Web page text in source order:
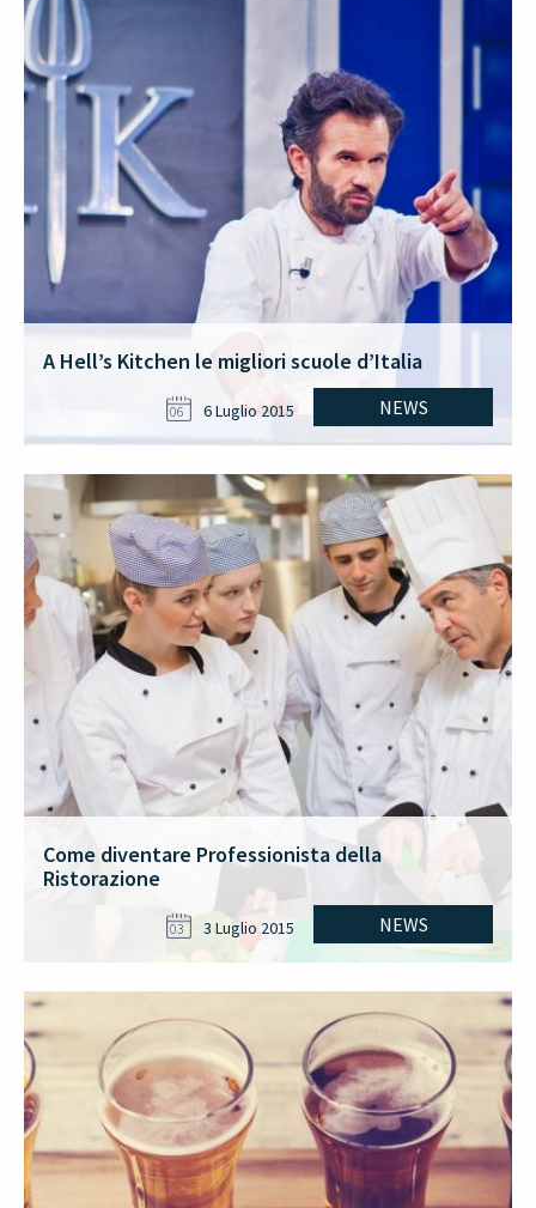
A Hell’s Kitchen le migliori scuole d’Italia
NEWS
06 6 Luglio 2015
Come diventare Professionista della
Ristorazione
NEWS
03 3 Luglio 2015